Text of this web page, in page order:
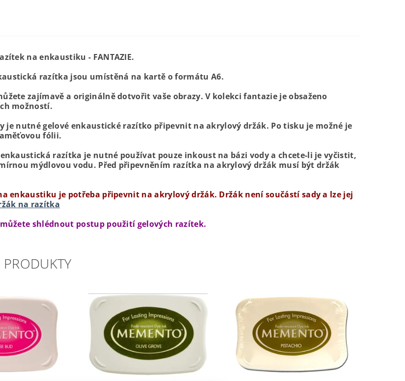
na enkaustiku - FANTAZIE.
razítka jsou umístěná na kartě o formátu A6.
zajímavě a originálně dotvořit vaše obrazy. V kolekci fantazie je obsaženo
možností.
je nutné gelové enkaustické razítko připevnit na akrylový držák. Po tisku je možné je
fólii.
razítka je nutné používat pouze inkoust na bázi vody a chcete-li je vyčistit,
mýdlovou vodu. Před připevněním razítka na akrylový držák musí být držák
enkaustiku je potřeba připevnit na akrylový držák. Držák není součástí sady a lze jej
na razítka
můžete shlédnout postup použití gelových razítek.